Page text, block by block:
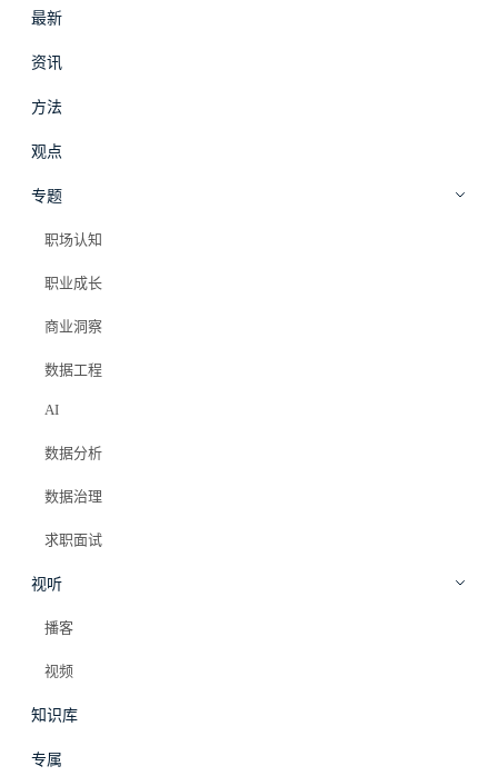
最新
资讯
方法
观点
专题
职场认知
职业成长
商业洞察
数据工程
AI
数据分析
数据治理
求职面试
视听
播客
视频
知识库
专属
AI ·方法
【谨慎面对】探索数据Agent的可行性
2025年12月18日
#大数据#数据治理
谨慎面对大数据+AI